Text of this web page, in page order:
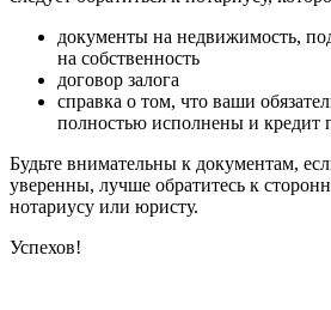
документы на недвижимость,
на собственность
договор залога
справка о том, что ваши
полностью исполнены и кредит
Будьте внимательны к документам,
уверенны, лучше обратитесь к
нотариусу или юристу.
Успехов!